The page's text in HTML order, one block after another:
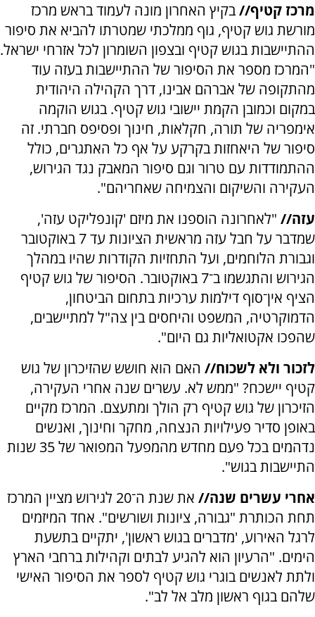
מרכז קטיף//בקיץ האחרון מונה לעמוד בראש מרכז
מורשת גוש קטיף, גוף ממלכתי שמטרתו להביא את סיפור
ההתיישבות בגוש קטיף ובצפון השומרון לכל אזרחי ישראל.
"המרכז מספר את הסיפור של ההתיישבות בעזה עוד
מהתקופה של אברהם אבינו, דרך הקהילה היהודית
במקום וכמובן הקמת יישובי גוש קטיף. בגוש הוקמה
אימפריה של תורה, חקלאות, חינוך ופסיפס חברתי. זה
סיפור של היאחזות בקרקע על אף כל האתגרים, כולל
ההתמודדות עם טרור וגם סיפור המאבק נגד הגירוש,
העקירה והשיקום והצמיחה שאחריהם".
עזה// "לאחרונה הוספנו את מיזם 'קונפליקט עזה',
שמדבר על חבל עזה מראשית הציונות עד 7 באוקטובר
וגבורת הלוחמים, ועל התחזיות הקודרות שהיו במהלך
הגירוש והתגשמו ב־7 באוקטובר. הסיפור של גוש קטיף
הציף אין־סוף דילמות ערכיות בתחום הביטחון,
הדמוקרטיה, המשפט והיחסים בין צה"ל למתיישבים,
שהפכו אקטואליות גם היום".
לזכור ולא לשכוח// האם הוא חושש שהזיכרון של גוש
קטיף יישכח? "ממש לא. עשרים שנה אחרי העקירה,
הזיכרון של גוש קטיף רק הולך ומתעצם. המרכז מקיים
באופן סדיר פעילויות הנצחה, מחקר וחינוך, ואנשים
נדהמים בכל פעם מחדש מהמפעל המפואר של 35 שנות
התיישבות בגוש".
אחרי עשרים שנה//
את שנת ה־20 לגירוש מציין המרכז
תחת הכותרת "גבורה, ציונות ושורשים". אחד המיזמים
לרגל האירוע, 'מדברים בגוש ראשון', יתקיים בתשעת
הימים. "הרעיון הוא להגיע לבתים וקהילות ברחבי הארץ
ולתת לאנשים בוגרי גוש קטיף לספר את הסיפור האישי
שלהם בגוף ראשון מלב אל לב".